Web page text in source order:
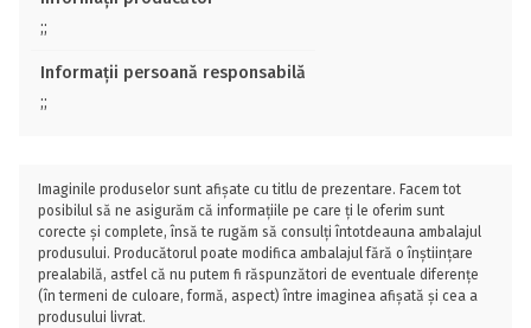
;;
Informații persoană responsabilă
;;
Imaginile produselor sunt afișate cu titlu de prezentare. Facem tot
posibilul să ne asigurăm că informațiile pe care ți le oferim sunt
corecte și complete, însă te rugăm să consulți întotdeauna ambalajul
produsului. Producătorul poate modifica ambalajul fără o înștiințare
prealabilă, astfel că nu putem fi răspunzători de eventuale diferențe
(în termeni de culoare, formă, aspect) între imaginea afișată și cea a
produsului livrat.